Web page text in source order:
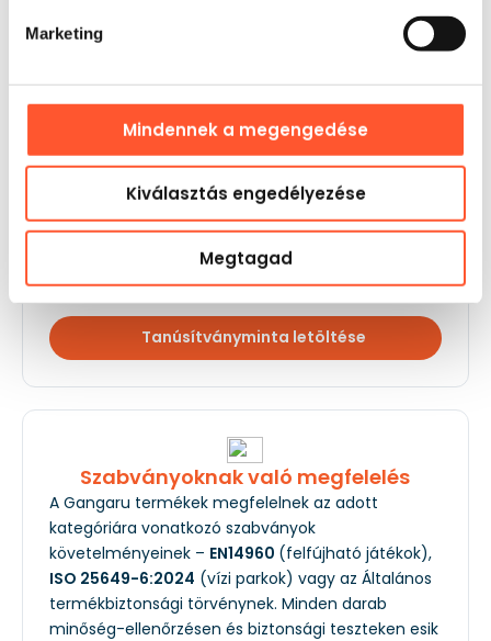
Marketing
Mindennek a megengedése
Kiválasztás engedélyezése
Megtagad
befektetés, amely rendezi a teret és erősíti az egész
Véleményekés végrehajtás
Az ügyfeleink 5-ösre értékelnek minket!
Biztonság
Az EN 14960 és EN ISO 25649-6 szabvány hatálya
műszaki tanúsítvánnyal (tanúsítvánnyal)
műszaki és üzemeltetési dokumentációval.
Tanúsítványminta letöltése
Szabványoknak való megfelelés
A Gangaru termékek megfelelnek az adott
kategóriára vonatkozó szabványok
követelményeinek – EN14960 (felfújható játékok),
ISO 25649-6:2024 (vízi parkok) vagy az Általános
termékbiztonsági törvénynek. Minden darab
minőség-ellenőrzésen és biztonsági teszteken esik